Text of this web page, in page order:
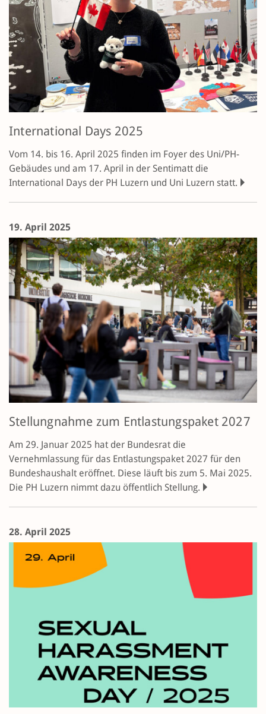
International Days 2025
Vom 14. bis 16. April 2025 finden im Foyer des Uni/PH-
Gebäudes und am 17. April in der Sentimatt die
International Days der PH Luzern und Uni Luzern statt.
19. April 2025
Stellungnahme zum Entlastungspaket 2027
Am 29. Januar 2025 hat der Bundesrat die
Vernehmlassung für das Entlastungspaket 2027 für den
Bundeshaushalt eröffnet. Diese läuft bis zum 5. Mai 2025.
Die PH Luzern nimmt dazu öffentlich Stellung.
28. April 2025